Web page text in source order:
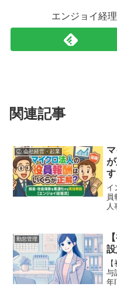
エンジョイ経
関連記事
② 会社経営・起業
イ
員
人
こ
勤怠管理
与
年